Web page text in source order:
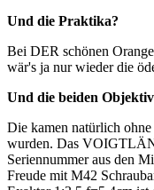
Und die Praktika?
Bei DER schönen
wär's ja nur wieder die
Und die beiden
Die kamen natürlich
wurden. Das
Seriennummer aus den
Freude mit M42